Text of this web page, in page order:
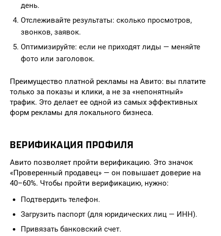
день.
Отслеживайте результаты: сколько просмотров,
звонков, заявок.
Оптимизируйте: если не приходят лиды — меняйте
фото или заголовок.
Преимущество платной рекламы на Авито: вы платите
только за показы и клики, а не за «непонятный»
трафик. Это делает ее одной из самых эффективных
форм рекламы для локального бизнеса.
ВЕРИФИКАЦИЯ ПРОФИЛЯ
Авито позволяет пройти верификацию. Это значок
«Проверенный продавец» — он повышает доверие на
40–60%. Чтобы пройти верификацию, нужно:
Подтвердить телефон.
Загрузить паспорт (для юридических лиц — ИНН).
Привязать банковский счет.